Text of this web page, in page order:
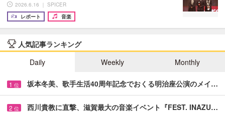
2026.6.16 ｜ SPICER
レポート
音楽
人気記事ランキング
Daily
Weekly Monthly
1 位 坂本冬美、歌手生活40周年記念でおくる明治座公演のメイ…
2 位 西川貴教に直撃、滋賀最大の音楽イベント『FEST. INAZU…